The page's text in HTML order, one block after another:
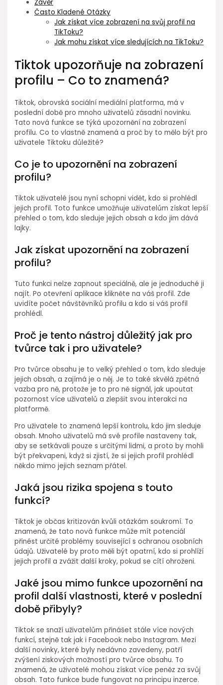
Závěr
Často Kladené Otázky
Jak získat více zobrazení na svůj profil na
TikToku?
Jak mohu získat více sledujících na TikToku?
Tiktok upozorňuje na zobrazení
profilu – Co to znamená?
Tiktok, obrovská sociální mediální platforma, má v
poslední době pro mnoho uživatelů zásadní novinku.
Tato nová funkce se týká upozornění na zobrazení
profilu. Co to vlastně znamená a proč by to mělo být pro
uživatele Tiktoku důležité?
Co je to upozornění na zobrazení
profilu?
Tiktok uživatelé jsou nyní schopni vidět, kdo si prohlédl
jejich profil. Toto funkce umožňuje uživatelům získat lepší
přehled o tom, kdo sleduje jejich obsah a kdo jim dává
lajky.
Jak získat upozornění na zobrazení
profilu?
Tuto funkci nelze zapnout speciálně, ale je jednoduché ji
najít. Po otevření aplikace klikněte na váš profil. Zde
uvidíte počet návštěvníků profilu a kdo si váš profil
prohlédl.
Proč je tento nástroj důležitý jak pro
tvůrce tak i pro uživatele?
Pro tvůrce obsahu je to velký přehled o tom, kdo sleduje
jejich obsah, a zajímá je o něj. Je to také skvělá zpětná
vazba pro ně, protože je to pro ně signál, jak upoutat
pozornost více uživatelů a zlepšit svou interakci na
platformě.
Pro uživatele to znamená lepší kontrolu, kdo jim sleduje
obsah. Mnoho uživatelů má své profile nastaveny tak,
aby se setkávali pouze s určitými lidmi, a proto by mohli
být překvapeni, když si zjistí, že si jejich profil prohlédl
někdo mimo jejich seznam přátel.
Jaká jsou rizika spojena s touto
funkcí?
Tiktok je občas kritizován kvůli otázkám soukromí. To
znamená, že tato nová funkce může mít potenciál
přinést určité problémy související s ochranou osobních
údajů. Uživatelé by proto měli být opatrní, kdo si prohlíží
jejich profil a zvážit další kroky, pokud se cítí ohroženi.
Jaké jsou mimo funkce upozornění na
profil další vlastnosti, které v poslední
době přibyly?
Tiktok se snaží uživatelům přinášet stále více nových
funkcí, stejně tak jak i Facebook nebo Instagram. Mezi
další novinky, které byly nedávno zavedeny, patří
zvýšení ziskových možností pro tvůrce obsahu. To
znamená, že uživatelé mohou získat více peněz za svůj
obsah. Tato funkce bude fungovat na principu inzerce.